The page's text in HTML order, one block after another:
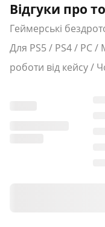
Відгуки про
Геймерські
Для PS5 / PS4 / PC /
роботи від кейсу /